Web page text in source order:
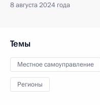
8 августа 2024 года
Темы
Местное самоуправление
Регионы